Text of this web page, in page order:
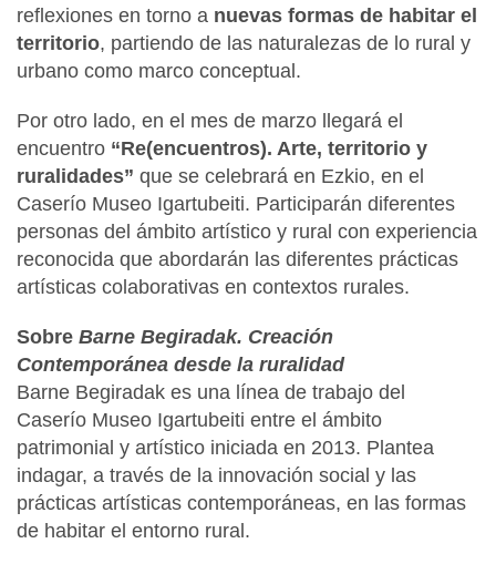
reflexiones en torno a nuevas formas de habitar el
territorio, partiendo de las naturalezas de lo rural y
urbano como marco conceptual.
Por otro lado, en el mes de marzo llegará el
encuentro “Re(encuentros). Arte, territorio y
ruralidades” que se celebrará en Ezkio, en el
Caserío Museo Igartubeiti. Participarán diferentes
personas del ámbito artístico y rural con experiencia
reconocida que abordarán las diferentes prácticas
artísticas colaborativas en contextos rurales.
Sobre Barne Begiradak. Creación
Contemporánea desde la ruralidad
Barne Begiradak es una línea de trabajo del
Caserío Museo Igartubeiti entre el ámbito
patrimonial y artístico iniciada en 2013. Plantea
indagar, a través de la innovación social y las
prácticas artísticas contemporáneas, en las formas
de habitar el entorno rural.